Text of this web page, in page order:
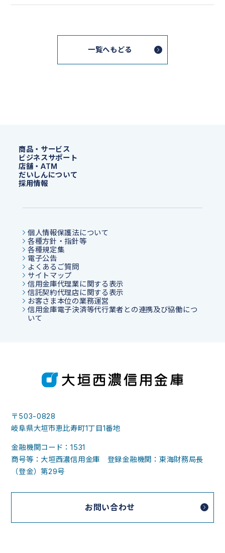
一覧へもどる
商品・サービス
ビジネスサポート
店舗・ATM
だいしんについて
採用情報
個人情報保護法について
各種方針・指針等
各種規定集
電子公告
よくあるご質問
サイトマップ
信用金庫代理業に関する表示
信託契約代理店に関する表示
お客さま本位の業務運営
信用金庫電子決済等代行業者との連携及び協働につ
いて
〒503-0828
岐阜県大垣市恵比寿町1丁目1番地
金融機関コード：1531
商号等：大垣西濃信用金庫 登録金融機関：東海財務局長
（登金）第29号
お問い合わせ